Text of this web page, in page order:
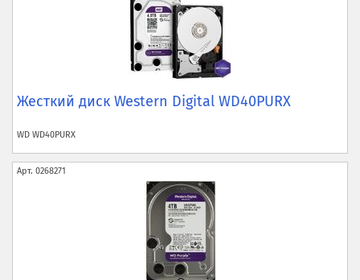
Жесткий диск Western Digital WD40PURX
WD WD40PURX
Арт. 0268271